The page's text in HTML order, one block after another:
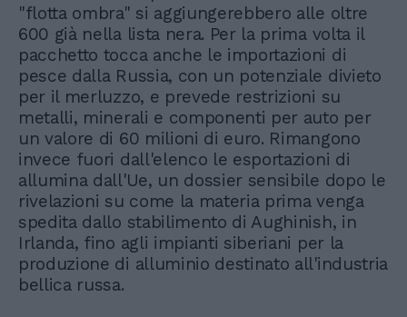
"flotta ombra" si aggiungerebbero alle oltre
600 già nella lista nera. Per la prima volta il
pacchetto tocca anche le importazioni di
pesce dalla Russia, con un potenziale divieto
per il merluzzo, e prevede restrizioni su
metalli, minerali e componenti per auto per
un valore di 60 milioni di euro. Rimangono
invece fuori dall'elenco le esportazioni di
allumina dall'Ue, un dossier sensibile dopo le
rivelazioni su come la materia prima venga
spedita dallo stabilimento di Aughinish, in
Irlanda, fino agli impianti siberiani per la
produzione di alluminio destinato all'industria
bellica russa.